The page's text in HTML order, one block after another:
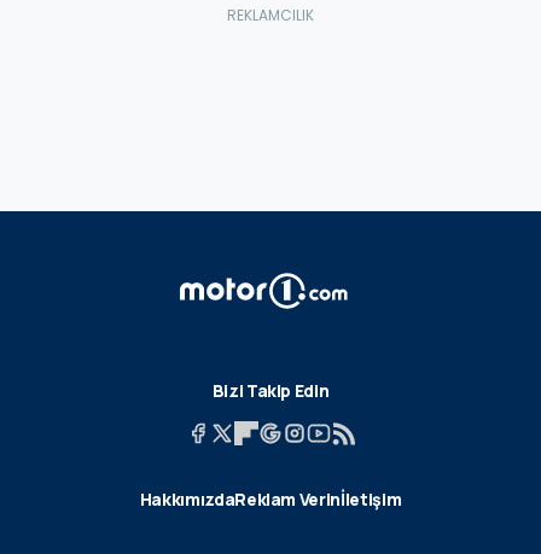
Bizi Takip Edin
HakkımızdaReklam Verinİletişim